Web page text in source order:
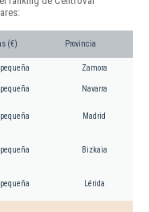
(€) Provincia
pequeña Zamora
pequeña Navarra
pequeña Madrid
pequeña Bizkaia
pequeña Lérida